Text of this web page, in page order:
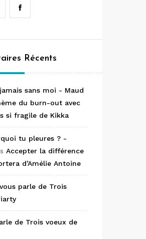
Instagram
Récents
sans moi - Maud
du burn-out avec
si fragile de Kikka
tu pleures ? -
Accepter la différence
d’Amélie Antoine
parle de Trois
de Trois voeux de